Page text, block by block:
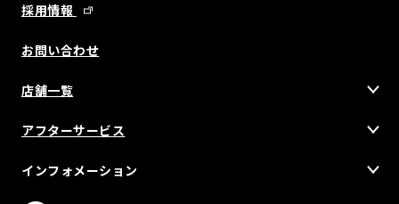
採用情報
お問い合わせ
店舗一覧
アフターサービス
インフォメーション